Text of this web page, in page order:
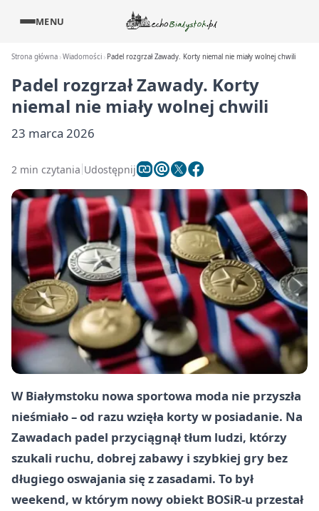
MENU
Strona główna Wiadomości Padel rozgrzał Zawady. Korty niemal nie miały wolnej chwili
Padel rozgrzał Zawady. Korty
niemal nie miały wolnej chwili
23 marca 2026
2 min czytania Udostępnij
W Białymstoku nowa sportowa moda nie przyszła
nieśmiało – od razu wzięła korty w posiadanie. Na
Zawadach padel przyciągnął tłum ludzi, którzy
szukali ruchu, dobrej zabawy i szybkiej gry bez
długiego oswajania się z zasadami. To był
weekend, w którym nowy obiekt BOSiR-u przestał